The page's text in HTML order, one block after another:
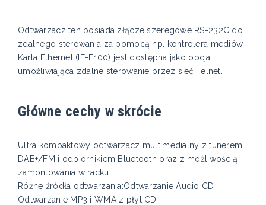
Odtwarzacz ten posiada złącze szeregowe RS-232C do
zdalnego sterowania za pomocą np. kontrolera mediów.
Karta Ethernet (IF-E100) jest dostępna jako opcja
umożliwiająca zdalne sterowanie przez sieć Telnet.
Główne cechy w skrócie
Ultra kompaktowy odtwarzacz multimedialny z tunerem
DAB+/FM i odbiornikiem Bluetooth oraz z możliwością
zamontowania w racku
Różne źródła odtwarzania:Odtwarzanie Audio CD
Odtwarzanie MP3 i WMA z płyt CD